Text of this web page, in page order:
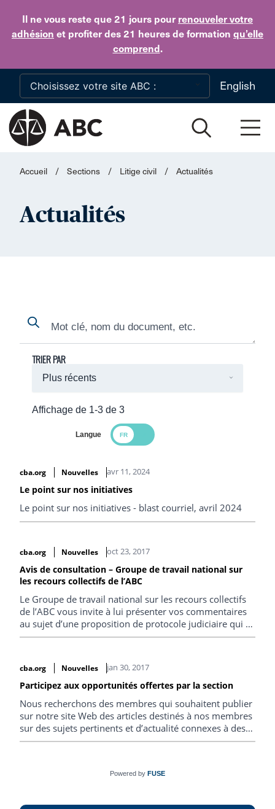
Il ne vous reste que 21 jours pour renouveler votre
adhésion et profiter des 21 heures de formation qu’elle
comprend.
Skip to main content
English
Accueil / Sections / Litige civil / Actualités
Actualités
Search
Search
Affichage de 1-3 de 3
TRIER PAR
Langue
cba.org
Nouvelles avr 11, 2024
Le point sur nos initiatives
Le point sur nos initiatives - blast courriel, avril 2024
cba.org Nouvelles oct 23, 2017
Avis de consultation – Groupe de travail national sur
les recours collectifs de l’ABC
Le Groupe de travail national sur les recours collectifs
de l’ABC vous invite à lui présenter vos commentaires
au sujet d’une proposition de protocole judiciaire qui a
été élaborée afin de traiter des enjeux de la gestion de
cba.org Nouvelles jan 30, 2017
Participez aux opportunités offertes par la section
Nous recherchons des membres qui souhaitent publier
sur notre site Web des articles destinés à nos membres
sur des sujets pertinents et d’actualité connexes à des
questions de litige civil.
Powered by FUSE